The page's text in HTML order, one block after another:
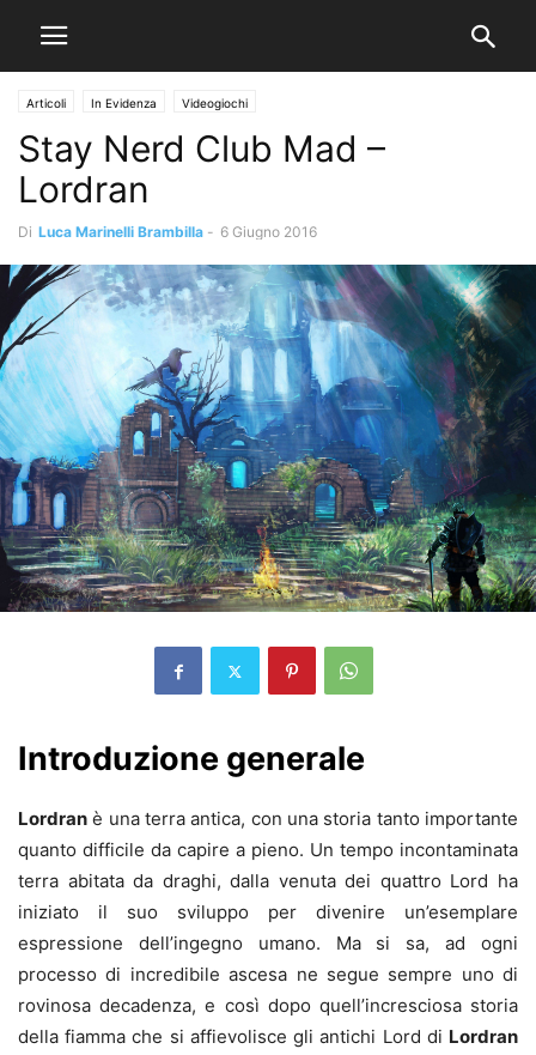
Articoli In Evidenza Videogiochi
Stay Nerd Club Mad –
Lordran
Di Luca Marinelli Brambilla - 6 Giugno 2016
Introduzione generale
Lordran è una terra antica, con una storia tanto importante
quanto difficile da capire a pieno. Un tempo incontaminata
terra abitata da draghi, dalla venuta dei quattro Lord ha
iniziato il suo sviluppo per divenire un’esemplare
espressione dell’ingegno umano. Ma si sa, ad ogni
processo di incredibile ascesa ne segue sempre uno di
rovinosa decadenza, e così dopo quell’incresciosa storia
della fiamma che si affievolisce gli antichi Lord di Lordran